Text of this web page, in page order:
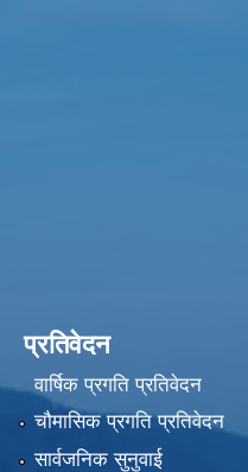
प्रतिवेदन
वार्षिक प्रगति प्रतिवेदन
चौमासिक प्रगति प्रतिवेदन
सार्वजनिक सुनुवाई